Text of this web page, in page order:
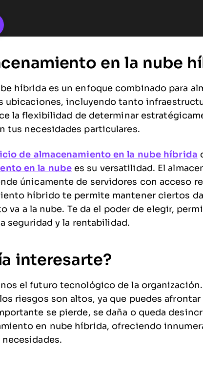
en la nube
híbrida es un enfoque combinado para
ubicaciones, incluyendo tanto
la flexibilidad de determinar
tus necesidades particulares.
de almacenamiento en la nube híbrida
en la nubees su versatilidad. El
únicamente de servidores con acceso
híbrido te permite mantener ciertos
va a la nube. Te da el poder de elegir,
seguridad y la rentabilidad.
interesarte?
el futuro tecnológico de la
riesgos son altos, ya que puedes
se pierde, se daña o queda
en nube híbrida, ofreciendo